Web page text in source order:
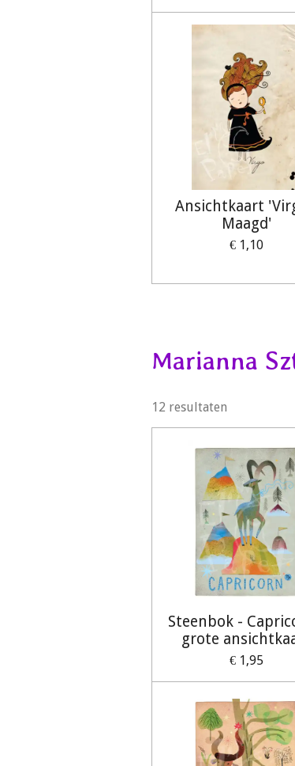
Ansichtkaart
Maagd'
€ 1,10
Marianna
12 resultaten
Steenbok -
grote
€ 1,95